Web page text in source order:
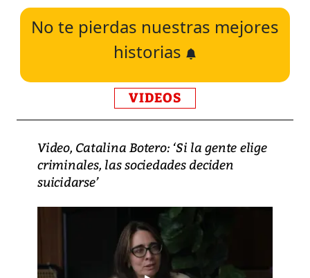
No te pierdas nuestras mejores
historias
VIDEOS
Video, Catalina Botero: ‘Si la gente elige
criminales, las sociedades deciden
suicidarse’